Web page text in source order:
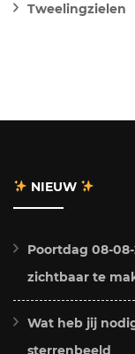
Tweelingzielen
NIEUW
Poortdag 08-
zichtbaar te
Wat heb jij
sterrenbeeld